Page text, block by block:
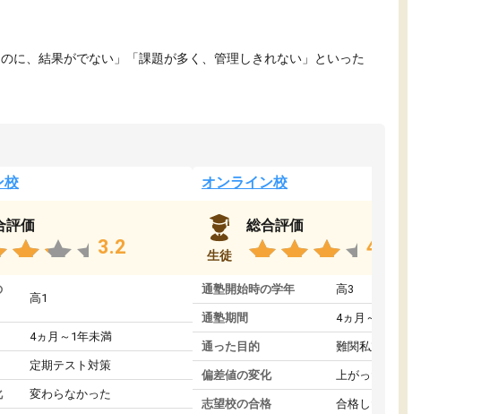
に、結果がでない」「課題が多く、管理しきれない」といった
校
評価
3.2
高1
4ヵ月～1年未満
定期テスト対策
変わらなかった
オンライン校
生徒
総合評価
4.4
通塾開始時の学年 高3
通塾期間 4ヵ月～1年未満
通った目的 難関私立受験対策
偏差値の変化 上がった
志望校の合格 合格した